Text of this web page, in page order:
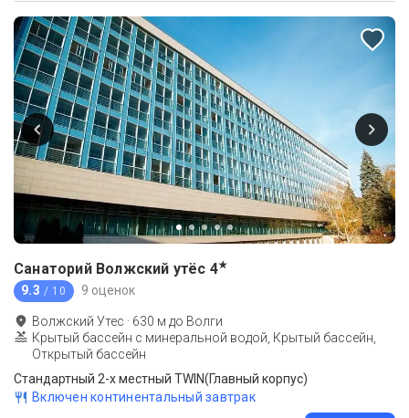
Санаторий Волжский утёс 4★
9.3 / 10 9 оценок
Волжский Утес · 630 м до Волги
Крытый бассейн с минеральной водой, Крытый бассейн,
Открытый бассейн
Стандартный 2-х местный TWIN(Главный корпус)
Включен континентальный завтрак